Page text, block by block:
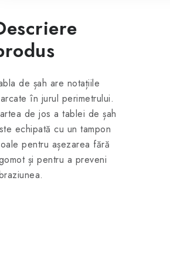
de șah are notațiile
în jurul perimetrului.
de jos a tablei de șah
echipată cu un tampon
pentru așezarea fără
și pentru a preveni